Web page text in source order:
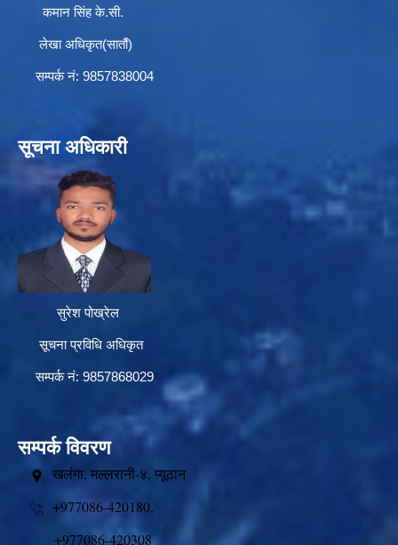
कमान सिंह के.सी.
लेखा अधिकृत(सातौं)
सम्पर्क न‌ं: 9857838004
सूचना अधिकारी
सुरेश पोख्रेल
सूचना प्रविधि अधिकृत
सम्पर्क नं: 9857868029
सम्पर्क विवरण
खलंगा, मल्लरानी-४, प्यूठान
+977086-420180,
+977086-420308